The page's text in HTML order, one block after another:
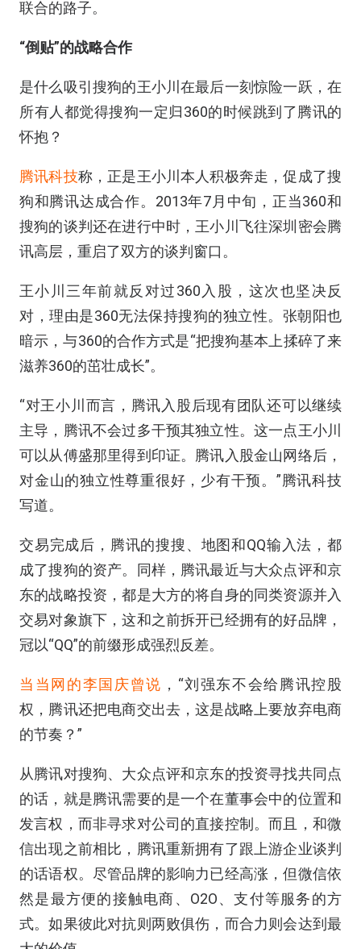
联合的路子。
“倒贴”的战略合作
是什么吸引搜狗的王小川在最后一刻惊险一跃，在
所有人都觉得搜狗一定归360的时候跳到了腾讯的
怀抱？
腾讯科技称，正是王小川本人积极奔走，促成了搜
狗和腾讯达成合作。2013年7月中旬，正当360和
搜狗的谈判还在进行中时，王小川飞往深圳密会腾
讯高层，重启了双方的谈判窗口。
王小川三年前就反对过360入股，这次也坚决反
对，理由是360无法保持搜狗的独立性。张朝阳也
暗示，与360的合作方式是“把搜狗基本上揉碎了来
滋养360的茁壮成长”。
“对王小川而言，腾讯入股后现有团队还可以继续
主导，腾讯不会过多干预其独立性。这一点王小川
可以从傅盛那里得到印证。腾讯入股金山网络后，
对金山的独立性尊重很好，少有干预。”腾讯科技
写道。
交易完成后，腾讯的搜搜、地图和QQ输入法，都
成了搜狗的资产。同样，腾讯最近与大众点评和京
东的战略投资，都是大方的将自身的同类资源并入
交易对象旗下，这和之前拆开已经拥有的好品牌，
冠以“QQ”的前缀形成强烈反差。
当当网的李国庆曾说 ，“刘强东不会给腾讯控股
权，腾讯还把电商交出去，这是战略上要放弃电商
的节奏？”
从腾讯对搜狗、大众点评和京东的投资寻找共同点
的话，就是腾讯需要的是一个在董事会中的位置和
发言权，而非寻求对公司的直接控制。而且，和微
信出现之前相比，腾讯重新拥有了跟上游企业谈判
的话语权。尽管品牌的影响力已经高涨，但微信依
然是最方便的接触电商、O2O、支付等服务的方
式。如果彼此对抗则两败俱伤，而合力则会达到最